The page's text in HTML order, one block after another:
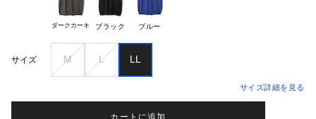
ダークカーキ ブラック ブルー
サイズ M L LL
サイズ詳細を見る
カートに追加